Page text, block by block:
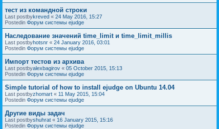
тест из командной строки
Last postbykreved « 24 May 2016, 15:27
Postedin Форум системы ejudge
Наследование значений time_limit и time_limit_millis
Last postbyhotsnr « 24 January 2016, 03:01
Postedin Форум системы ejudge
Импорт тестов из архива
Last postbyalexbagirov « 05 October 2015, 15:13
Postedin Форум системы ejudge
Simple tutorial of how to install ejudge on Ubuntu 14.04
Last postbyzhomart « 11 May 2015, 15:04
Postedin Форум системы ejudge
Другие виды задач
Last postbyshuhrat « 16 January 2015, 15:16
Postedin Форум системы ejudge